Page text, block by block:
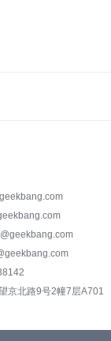
京北路9号2幢7层A701